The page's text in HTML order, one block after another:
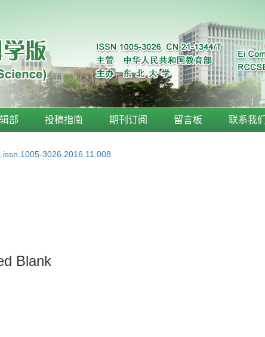
部 投稿指南 期刊订阅 留言板 联系我们
3026.2016.11.008
Blank